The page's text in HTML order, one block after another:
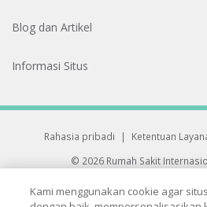
Blog dan Artikel
Informasi Situs
Rahasia pribadi | Ketentuan
© 2026 Rumah Sakit
33 Sukhumvit 3, Wattana,
Kami menggunakan cookie agar